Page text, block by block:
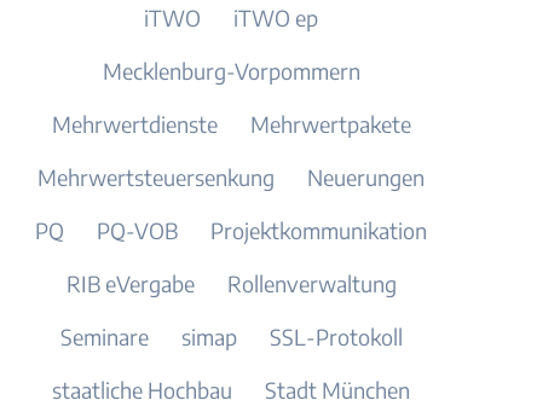
iTWO
iTWO ep
Mecklenburg-Vorpommern
Mehrwertdienste
Mehrwertpakete
Mehrwertsteuersenkung
Neuerungen
PQ
PQ-VOB
Projektkommunikation
RIB eVergabe
Rollenverwaltung
Seminare
simap
SSL-Protokoll
staatliche Hochbau
Stadt München